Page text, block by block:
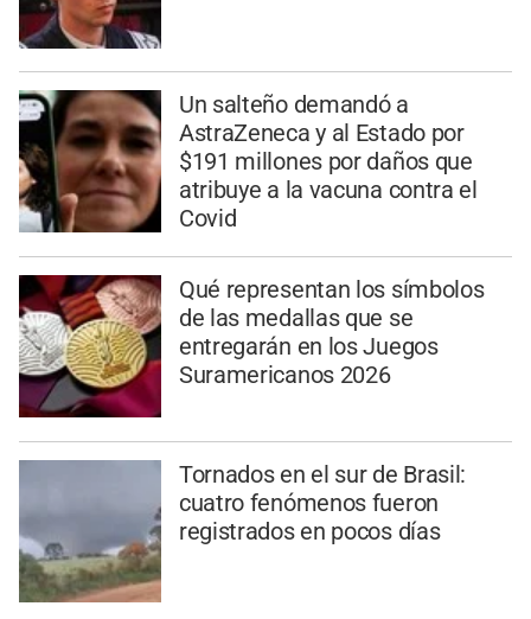
Un salteño demandó a
AstraZeneca y al Estado por
$191 millones por daños que
atribuye a la vacuna contra el
Covid
Qué representan los símbolos
de las medallas que se
entregarán en los Juegos
Suramericanos 2026
Tornados en el sur de Brasil:
cuatro fenómenos fueron
registrados en pocos días